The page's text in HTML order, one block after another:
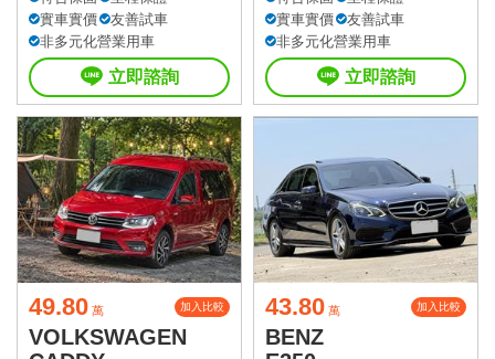
實車實價
友善試車
非多元化營業用車
立即諮詢
實車實價
友善試車
非多元化營業用車
立即諮詢
49.80 萬 加入比較
VOLKSWAGEN
43.80 萬 加入比較
BENZ